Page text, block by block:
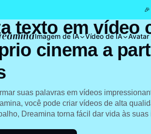
Imagem de IA Vídeo de IA Avatar
texto em vídeo
cinema a
suas palavras em vídeos
você pode criar vídeos de alta
Dreamina torna fácil dar vida às suas